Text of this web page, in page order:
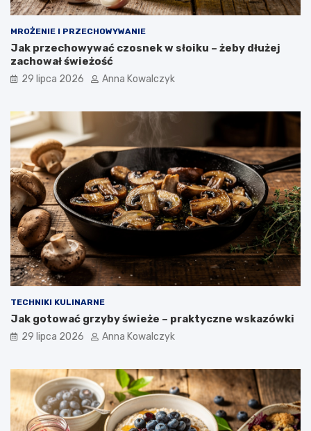
MROŻENIE I PRZECHOWYWANIE
Jak przechowywać czosnek w słoiku – żeby dłużej
zachował świeżość
29 lipca 2026 Anna Kowalczyk
TECHNIKI KULINARNE
Jak gotować grzyby świeże – praktyczne wskazówki
29 lipca 2026 Anna Kowalczyk